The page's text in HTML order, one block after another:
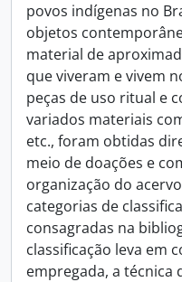
povos indígenas no
objetos
material de
que viveram e vivem
peças de uso ritual e
variados materiais
etc., foram obtidas
meio de doações e
organização do
categorias de
consagradas na
classificação leva em
empregada, a técnica